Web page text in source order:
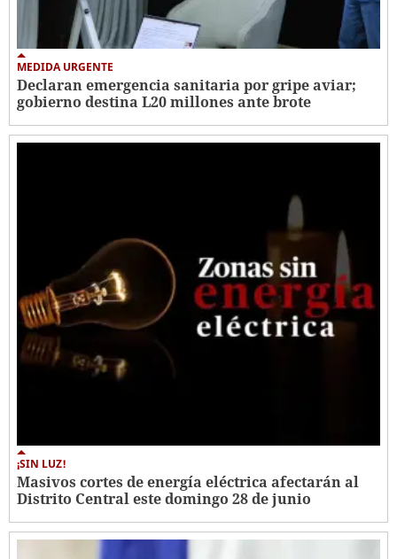
MEDIDA URGENTE
Declaran emergencia sanitaria por gripe aviar;
gobierno destina L20 millones ante brote
¡SIN LUZ!
Masivos cortes de energía eléctrica afectarán al
Distrito Central este domingo 28 de junio